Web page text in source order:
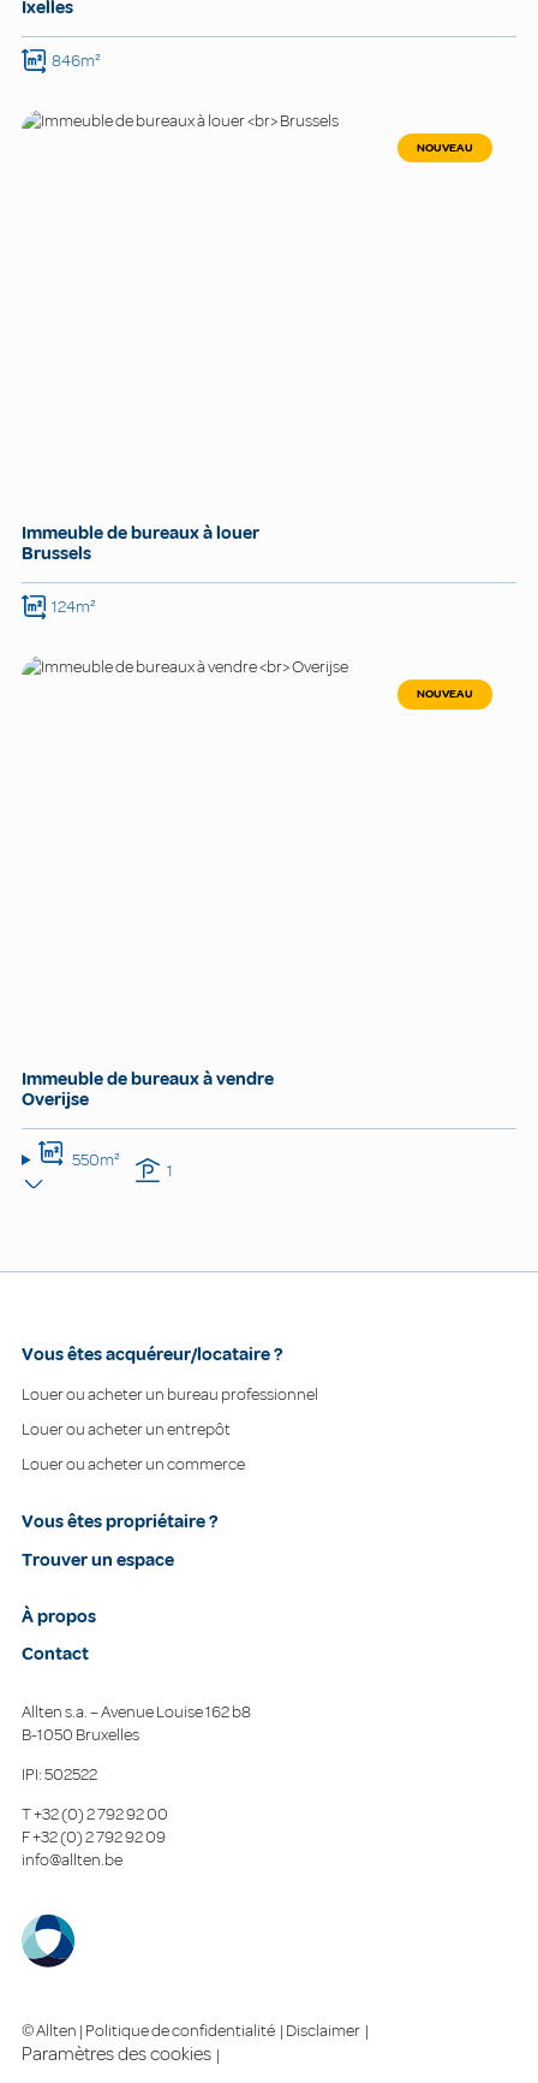
Ixelles
846m²
NOUVEAU
Immeuble de bureaux à louer
Brussels
124m²
NOUVEAU
Immeuble de bureaux à vendre
Overijse
550m² 1
Vous êtes acquéreur/locataire ?
Louer ou acheter un bureau professionnel
Louer ou acheter un entrepôt
Louer ou acheter un commerce
Vous êtes propriétaire ?
Trouver un espace
À propos
Contact
Allten s.a. – Avenue Louise 162 b8
B-1050 Bruxelles
IPI: 502522
T+32 (0) 2 792 92 00
F+32 (0) 2 792 92 09
info@allten.be
© Allten | Politique de confidentialité | Disclaimer |
Paramètres des cookies |